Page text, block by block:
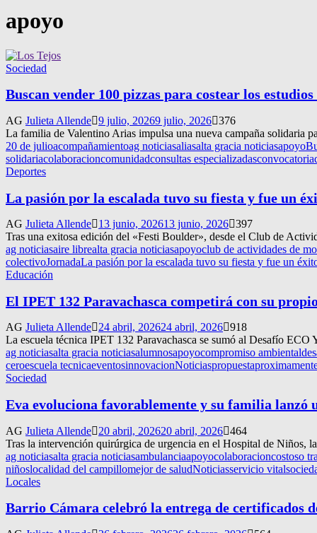
apoyo
Sociedad
Buscan vender 100 pizzas para costear los
AG Julieta Allende 9 julio, 20269 julio, 2026 376
La familia de Valentino Arias impulsa una nueva campaña solidaria
20 de julioacompañamientoag noticiasaliasalta gracia noticiasapoyo
solidariacolaboracioncomunidadconsultas especializadasconvocatoria
Deportes
La pasión por la escalada tuvo su fiesta y fue un
AG Julieta Allende 13 junio, 202613 junio, 2026 397
Tras una exitosa edición del «Festi Boulder», desde el Club de
ag noticiasaire librealta gracia noticiasapoyoclub de actividades de
colectivoJornadaLa pasión por la escalada tuvo su fiesta y fue un
Educación
El IPET 132 Paravachasca competirá con su
AG Julieta Allende 24 abril, 202624 abril, 2026 918
La escuela técnica IPET 132 Paravachasca se sumó al Desafío
ag noticiasalta gracia noticiasalumnosapoyocompromiso ambiental
ceroescuela tecnicaeventosinnovacionNoticiaspropuesta
Sociedad
Eva evoluciona favorablemente y su familia
AG Julieta Allende 20 abril, 202620 abril, 2026 464
Tras la intervención quirúrgica de urgencia en el Hospital de Niños,
ag noticiasalta gracia noticiasambulanciaapoyocolaboracioncostoso
niñoslocalidad del campillomejor de saludNoticiasservicio vital
Locales
Barrio Cámara celebró la entrega de certificados